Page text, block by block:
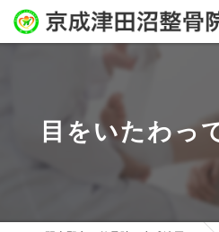
目をいたわっ